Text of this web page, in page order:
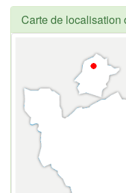
Carte de localisation